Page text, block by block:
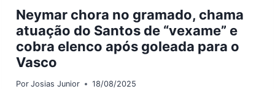
Neymar chora no gramado, chama
atuação do Santos de “vexame” e
cobra elenco após goleada para o
Vasco
Por Josias Junior 18/08/2025